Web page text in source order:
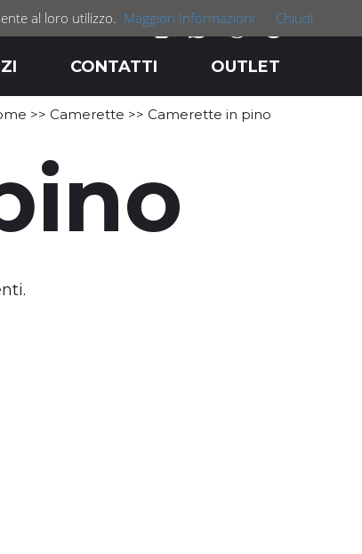
CONTATTI OUTLET
>> Camerette >> Camerette in pino
al loro utilizzo. Maggiori Informazioni Chiudi